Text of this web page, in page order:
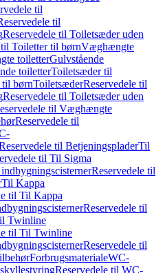
til
til
Reservedele til Toiletsæder uden
Toiletter til børnVæghængte
toiletterGulvstående
toiletterToiletsæder til
til børnToiletsæderReservedele til
Reservedele til Toiletsæder uden
til Væghængte
Reservedele til
til BetjeningspladerTil
til Til Sigma
Reservedele til
Til Kappa
til Til Kappa
Reservedele til
Twinline
til Til Twinline
Reservedele til
ForbrugsmaterialeWC-
Reservedele til WC-